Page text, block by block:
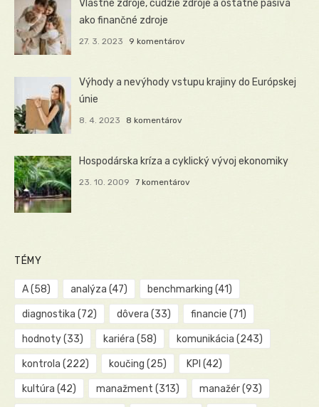
Vlastné zdroje, cudzie zdroje a ostatné pasíva
ako finančné zdroje
27. 3. 2023 9 komentárov
Výhody a nevýhody vstupu krajiny do Európskej
únie
8. 4. 2023 8 komentárov
Hospodárska kríza a cyklický vývoj ekonomiky
23. 10. 2009 7 komentárov
TÉMY
A(58) analýza (47) benchmarking (41)
diagnostika (72) dôvera (33) financie (71)
hodnoty(33) kariéra (58) komunikácia (243)
kontrola (222) koučing (25) KPI (42)
kultúra (42) manažment (313) manažér(93)